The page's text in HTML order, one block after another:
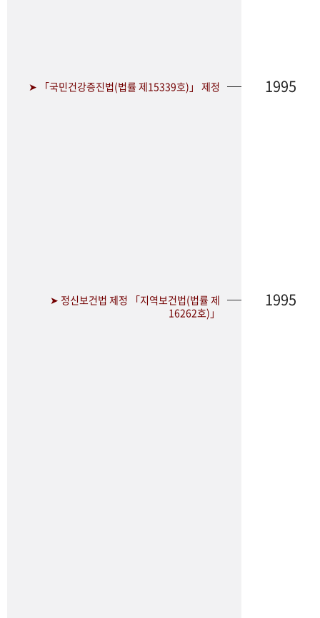
➤ 「국민건강증진법(법률 제15339호)」 제정 1995
➤ 정신보건법 제정 「지역보건법(법률 제
16262호)」
1995